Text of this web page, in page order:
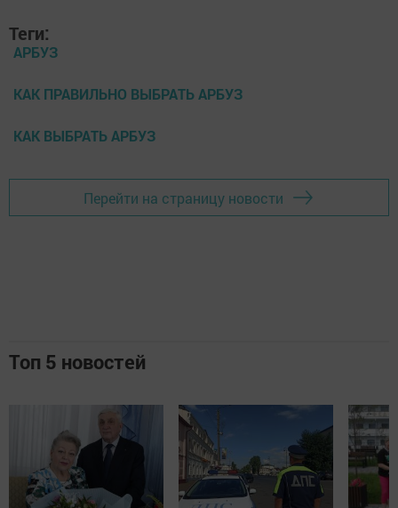
Теги:
АРБУЗ
КАК ПРАВИЛЬНО ВЫБРАТЬ АРБУЗ
КАК ВЫБРАТЬ АРБУЗ
Перейти на страницу новости
Топ 5 новостей